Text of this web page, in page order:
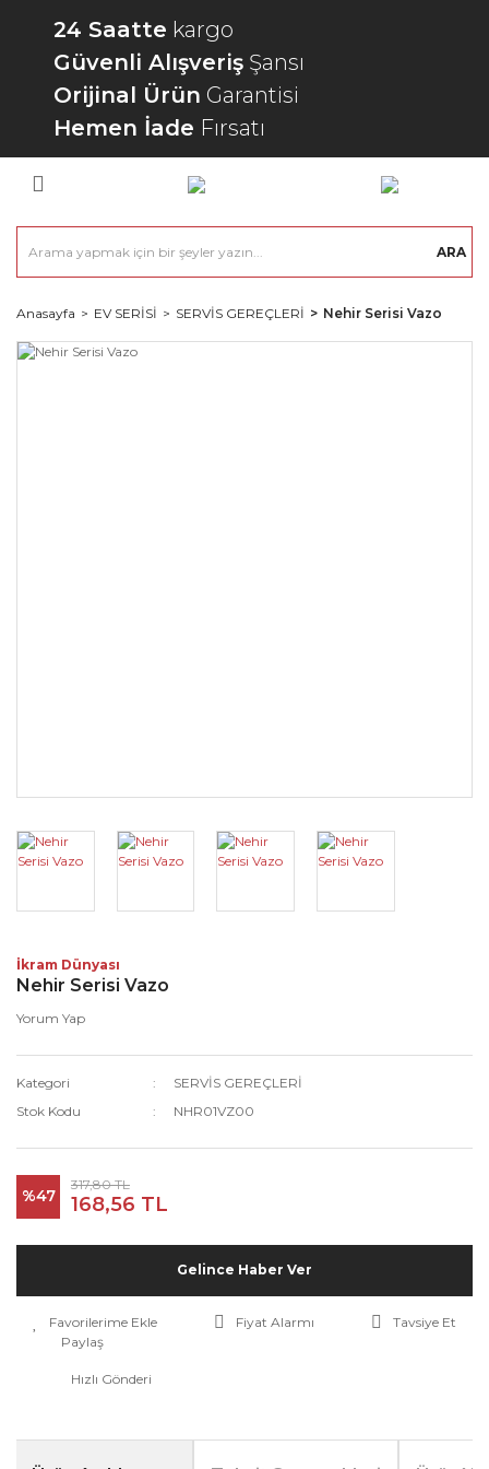
24 Saatte kargo
Güvenli Alışveriş Şansı
Orijinal Ürün Garantisi
Hemen İade Fırsatı
ARA
Anasayfa EV SERİSİ SERVİS GEREÇLERİ Nehir Serisi Vazo
İkram Dünyası
Nehir Serisi Vazo
Yorum Yap
Kategori
SERVİS GEREÇLERİ
Stok Kodu
NHR01VZ00
%47
317,80 TL
168,56 TL
Gelince Haber Ver
Fiyat Alarmı
Tavsiye Et
Paylaş
Hızlı Gönderi